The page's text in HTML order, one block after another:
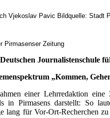
Vjekoslav Pavic Bildquelle: Stadt
Pirmasenser Zeitung
Journalistenschule
„Kommen,
einer Lehrredaktion eine
in Pirmasens darstellt: So
lang für Vor-Ort-Recherchen